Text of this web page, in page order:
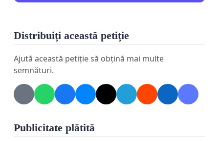
rupă și ultima bucată de pâine la copiii cu
Distribuiți această petiție
Ajută această petiție să obțină mai multe
semnături.
Publicitate plătită